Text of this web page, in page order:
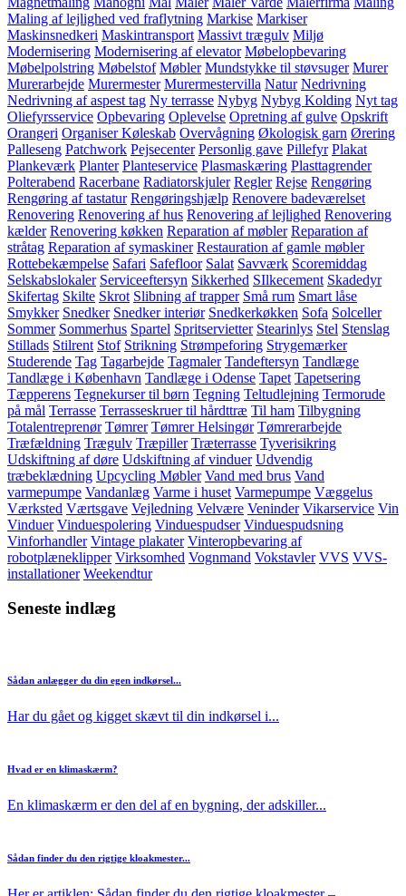
Maling af lejlighed ved fraflytning Markise Markiser
Maskinsnedkeri Maskintransport Massivt trægulv Miljø
Modernisering Modernisering af elevator Møbelopbevaring
Møbelpolstring Møbelstof Møbler Mundstykke til støvsuger Murer
Murerarbejde Murermester Murermestervilla Natur Nedrivning
Nedrivning af aspest tag Ny terrasse Nybyg Nybyg Kolding Nyt tag
Oliefyrsservice Opbevaring Oplevelse Opretning af gulve Opskrift
Orangeri Organiser Køleskab Overvågning Økologisk garn Ørering
Palleseng Patchwork Pejsecenter Personlig gave Pillefyr Plakat
Plankeværk Planter Planteservice Plasmaskæring Plasttagrender
Polterabend Racerbane Radiatorskjuler Regler Rejse Rengøring
Rengøring af tastatur Rengøringshjælp Renovere badeværelset
Renovering Renovering af hus Renovering af lejlighed Renovering
kælder Renovering køkken Reparation af møbler Reparation af
stråtag Reparation af symaskiner Restauration af gamle møbler
Rottebekæmpelse Safari Safefloor Salat Savværk Scoremiddag
Selskabslokaler Serviceeftersyn Sikkerhed SIlkecement Skadedyr
Skifertag Skilte Skrot Slibning af trapper Små rum Smart låse
Smykker Snedker Snedker interiør Snedkerkøkken Sofa Solceller
Sommer Sommerhus Spartel Spritservietter Stearinlys Stel Stenslag
Stillads Stilrent Stof Strikning Strømpeforing Strygemærker
Studerende Tag Tagarbejde Tagmaler Tandeftersyn Tandlæge
Tandlæge i København Tandlæge i Odense Tapet Tapetsering
Tæpperens Tegnekurser til børn Tegning Teltudlejning Termorude
på mål Terrasse Terrasseskruer til hårdttræ Til ham Tilbygning
Totalentreprenør Tømrer Tømrer Helsingør Tømrerarbejde
Træfældning Trægulv Træpiller Træterrasse Tyverisikring
Udskiftning af døre Udskiftning af vinduer Udvendig
træbeklædning Upcycling Møbler Vand med brus Vand
varmepumpe Vandanlæg Varme i huset Varmepumpe Væggelus
Værksted Værtsgave Vejledning Velvære Veninder Vikarservice Vin
Vinduer Vinduespolering Vinduespudser Vinduespudsning
Vinforhandler Vintage plakater Vinteropbevaring af
robotplæneklipper Virksomhed Vognmand Vokstavler VVS VVS-
installationer Weekendtur
Seneste indlæg
Sådan anlægger du din egen indkørsel...
Har du gået og kigget skævt til din indkørsel i...
Hvad er en klimaskærm?
En klimaskærm er den del af en bygning, der adskiller...
Sådan finder du den rigtige kloakmester...